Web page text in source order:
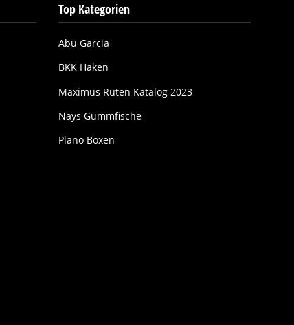
Top Kategorien
Abu Garcia
BKK Haken
Maximus Ruten Katalog 2023
Nays Gummfische
Plano Boxen